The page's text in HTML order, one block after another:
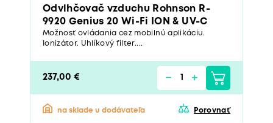
Odvlhčovač vzduchu Rohnson R-
9920 Genius 20 Wi-Fi ION & UV-C
Možnosť ovládania cez mobilnú aplikáciu.
Ionizátor. Uhlíkový filter....
237,00 €
na sklade u dodávateľa Porovnať